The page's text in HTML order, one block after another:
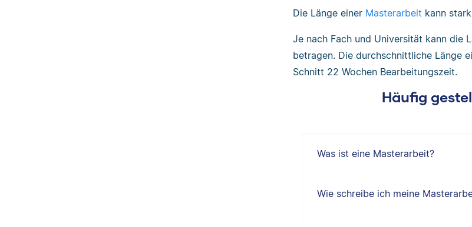
Die Länge einer Masterarbeit kann
Je nach Fach und Universität kann die
betragen. Die durchschnittliche Länge
Schnitt 22 Wochen Bearbeitungszeit.
Häufig
Was ist eine Masterarbeit?
Wie schreibe ich meine